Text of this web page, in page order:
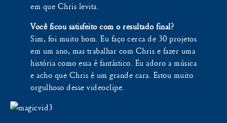
em que Chris levita.
Você ficou satisfeito com o resultado final?
Sim, foi muito bom. Eu faço cerca de 30 projetos
em um ano, mas trabalhar com Chris e fazer uma
história como essa é fantástico. Eu adoro a música
e acho que Chris é um grande cara. Estou muito
orgulhoso desse videoclipe.